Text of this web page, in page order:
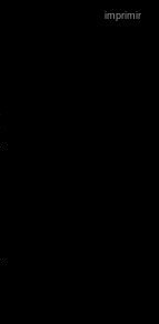
imprimir